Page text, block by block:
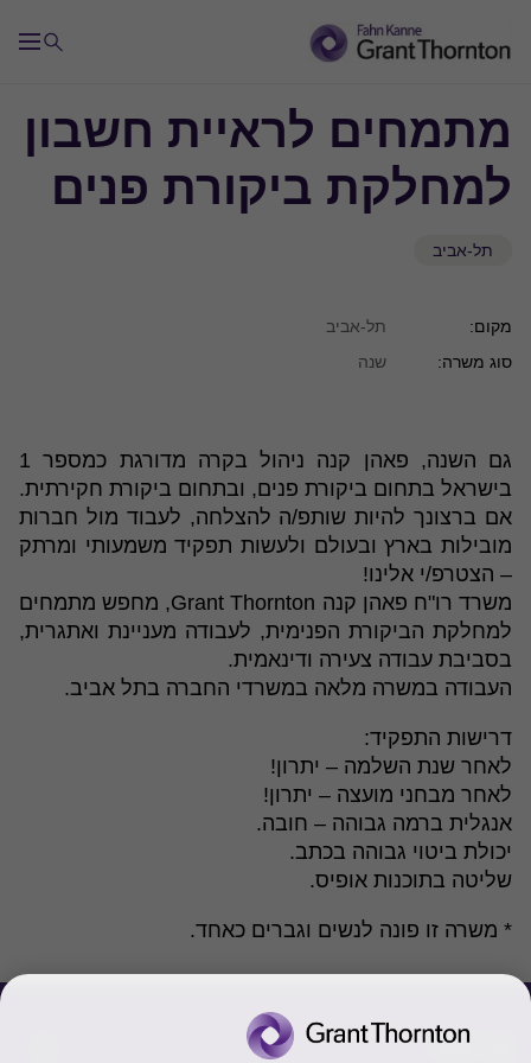
מתמחים לראיית חשבון
למחלקת ביקורת פנים
תל-אביב
מקום:
תל-אביב
סוג משרה:
שנה
גם השנה, פאהן קנה ניהול בקרה מדורגת כמספר 1
בישראל בתחום ביקורת פנים, ובתחום ביקורת חקירתית.
אם ברצונך להיות שותפ/ה להצלחה, לעבוד מול חברות
מובילות בארץ ובעולם ולעשות תפקיד משמעותי ומרתק
– הצטרפ/י אלינו!
משרד רו"ח פאהן קנה Grant Thornton, מחפש מתמחים
למחלקת הביקורת הפנימית, לעבודה מעניינת ואתגרית,
בסביבת עבודה צעירה ודינאמית.
העבודה במשרה מלאה במשרדי החברה בתל אביב.
דרישות התפקיד:
לאחר שנת השלמה – יתרון!
לאחר מבחני מועצה – יתרון!
אנגלית ברמה גבוהה – חובה.
יכולת ביטוי גבוהה בכתב.
שליטה בתוכנות אופיס.
* משרה זו פונה לנשים וגברים כאחד.
צור קשר